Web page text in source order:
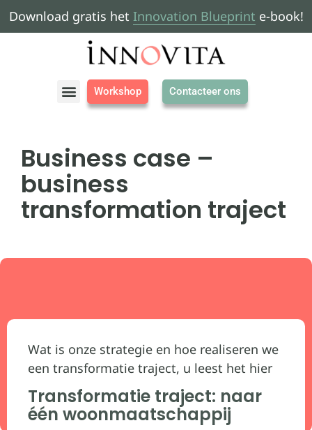
Download gratis het Innovation Blueprint e-book!
Workshop Contacteer ons
Business case –
business
transformation traject
Wat is onze strategie en hoe realiseren we
een transformatie traject, u leest het hier
Transformatie traject: naar
één woonmaatschappij